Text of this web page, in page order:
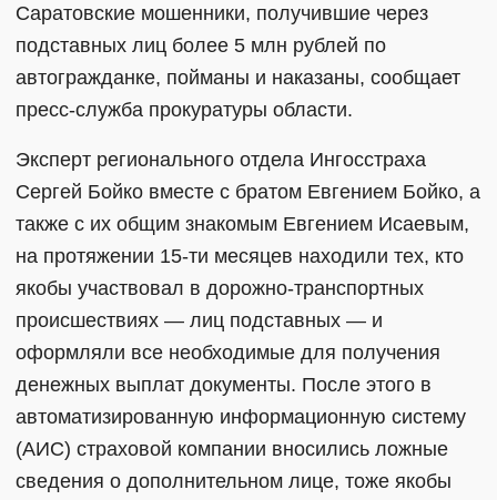
Саратовские мошенники, получившие через
подставных лиц более 5 млн рублей по
автогражданке, пойманы и наказаны, сообщает
пресс-служба прокуратуры области.
Эксперт регионального отдела Ингосстраха
Сергей Бойко вместе с братом Евгением Бойко, а
также с их общим знакомым Евгением Исаевым,
на протяжении 15-ти месяцев находили тех, кто
якобы участвовал в дорожно-транспортных
происшествиях — лиц подставных — и
оформляли все необходимые для получения
денежных выплат документы. После этого в
автоматизированную информационную систему
(АИС) страховой компании вносились ложные
сведения о дополнительном лице, тоже якобы